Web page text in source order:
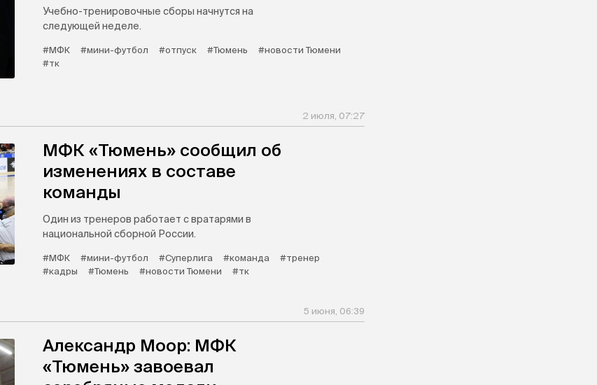
Учебно-тренировочные сборы начнутся на
следующей неделе.
#МФК #мини-футбол #отпуск #Тюмень
#новости Тюмени
#тк
2 июля, 07:27
МФК «Тюмень» сообщил об
изменениях в составе
команды
Один из тренеров работает с вратарями в
национальной сборной России.
#МФК #мини-футбол #Суперлига #команда
#тренер
#кадры
#Тюмень #новости Тюмени #тк
5 июня, 06:39
Александр Моор: МФК
«Тюмень» завоевал